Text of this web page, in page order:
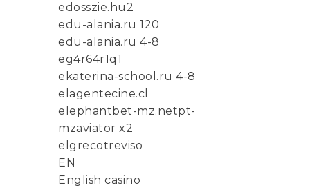
edosszie.hu2
edu-alania.ru 120
edu-alania.ru 4-8
eg4r64r1q1
ekaterina-school.ru 4-8
elagentecine.cl
elephantbet-mz.netpt-
mzaviator x2
elgrecotreviso
EN
English casino